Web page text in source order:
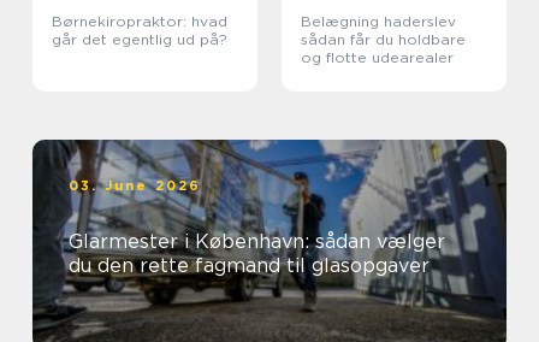
Børnekiropraktor: hvad
går det egentlig ud på?
Belægning haderslev
sådan får du holdbare
og flotte udearealer
03. June 2026
Glarmester i København: sådan vælger
du den rette fagmand til glasopgaver